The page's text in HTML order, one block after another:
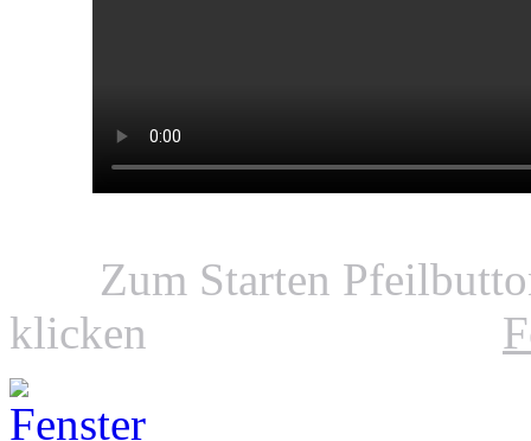
Zum Starten
klicken